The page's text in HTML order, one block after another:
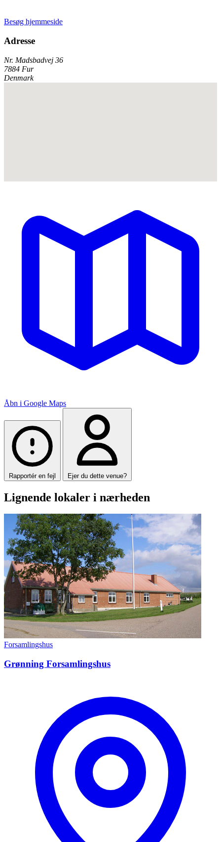
Besøg hjemmeside
Adresse
Nr. Madsbadvej 36
7884 Fur
Denmark
Åbn i Google Maps
Rapportér en fejl Ejer du dette venue?
Lignende lokaler i nærheden
Forsamlingshus
Grønning Forsamlingshus